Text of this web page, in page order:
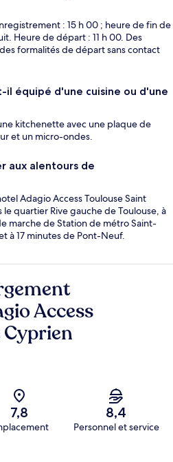
: 15 h 00 ; heure de fin de
Heure de départ : 11 h 00. Des
formalités de départ sans contact
il équipé d'une cuisine ou d'une
kitchenette avec une plaque de
et un micro-ondes.
aux alentours de
Adagio Access Toulouse Saint
quartier Rive gauche de Toulouse, à
marche de Station de métro Saint-
à 17 minutes de Pont-Neuf.
Access
Cyprien
7,8 8,4
Personnel et service